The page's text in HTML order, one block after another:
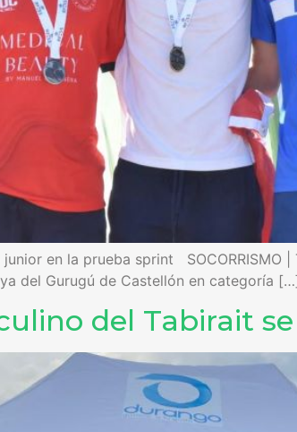
en la prueba sprint SOCORRISMO |
del Gurugú de Castellón en categoría
del Tabirait